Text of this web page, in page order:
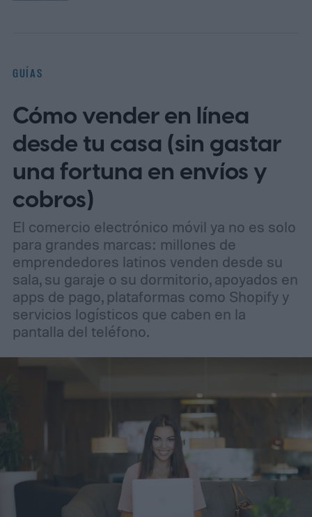
GUÍAS
Cómo vender en línea
desde tu casa (sin gastar
una fortuna en envíos y
cobros)
El comercio electrónico móvil ya no es solo
para grandes marcas: millones de
emprendedores latinos venden desde su
sala, su garaje o su dormitorio, apoyados en
apps de pago, plataformas como Shopify y
servicios logísticos que caben en la
pantalla del teléfono.